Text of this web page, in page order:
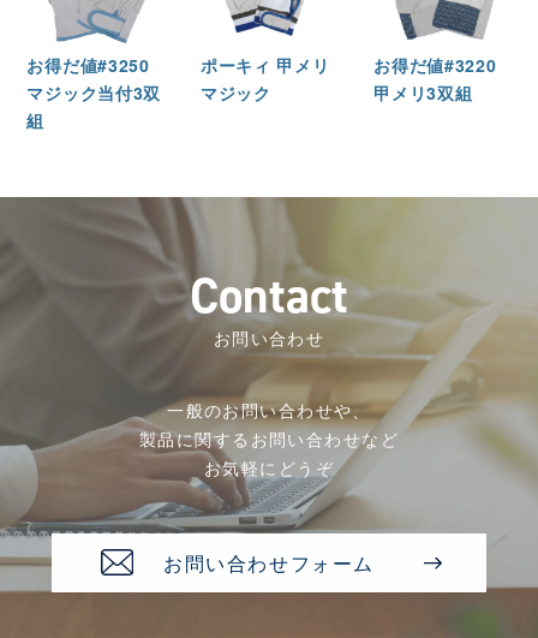
お得だ値#3250
マジック当付3双
組
ポーキィ 甲メリ
マジック
お得だ値#3220
甲メリ3双組
Contact
お問い合わせ
一般のお問い合わせや、
製品に関するお問い合わせなど
お気軽にどうぞ
お問い合わせフォーム